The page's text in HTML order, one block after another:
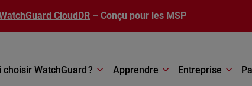
CloudDR – Conçu pour les MSP
choisir WatchGuard ? Apprendre Entreprise